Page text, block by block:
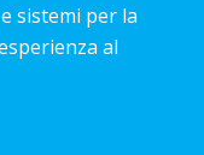
sistemi per la
al